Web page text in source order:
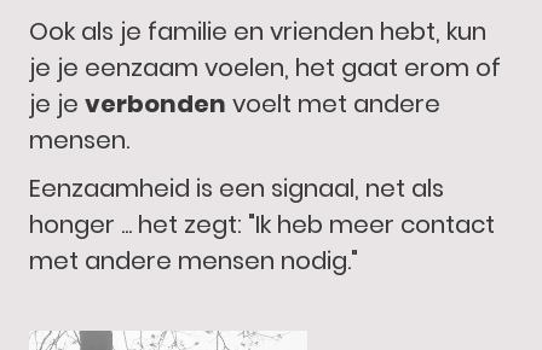
Ook als je familie en vrienden hebt, kun
je je eenzaam voelen, het gaat erom of
je je verbonden voelt met andere
mensen.
Eenzaamheid is een signaal, net als
honger ... het zegt: "Ik heb meer contact
met andere mensen nodig."